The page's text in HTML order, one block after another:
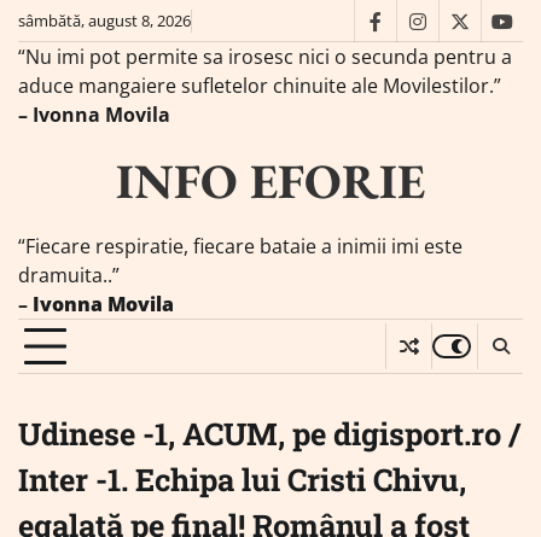
Skip
content
sâmbătă, august 8, 2026 facebookinstagram
twitter
“Nu imi pot permite sa irosesc nici o secunda pentru a
aduce mangaiere sufletelor chinuite ale Movilestilor.”
– Ivonna Movila
INFO EFORIE
“Fiecare respiratie, fiecare bataie a inimii imi este
dramuita..”
– Ivonna Movila
Udinese -1, ACUM, pe digisport.ro /
Inter -1. Echipa lui Cristi Chivu,
egalată pe final! Românul a fost